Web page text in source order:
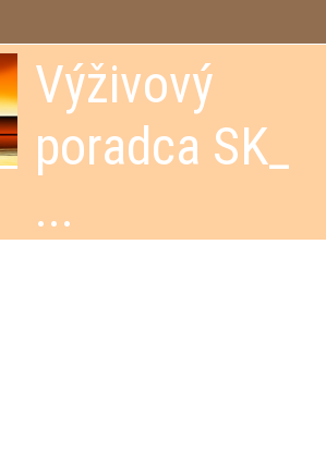
Výživový
poradca SK_
...